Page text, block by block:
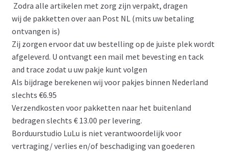
Zodra alle artikelen met zorg zijn verpakt, dragen
wij de pakketten over aan Post NL (mits uw betaling
ontvangen is)
Zij zorgen ervoor dat uw bestelling op de juiste plek wordt
afgeleverd. U ontvangt een mail met bevesting en tack
and trace zodat u uw pakje kunt volgen
Als bijdrage berekenen wij voor pakjes binnen Nederland
slechts €6.95
Verzendkosten voor pakketten naar het buitenland
bedragen slechts € 13.00 per levering.
Borduurstudio LuLu is niet verantwoordelijk voor
vertraging/ verlies en/of beschadiging van goederen